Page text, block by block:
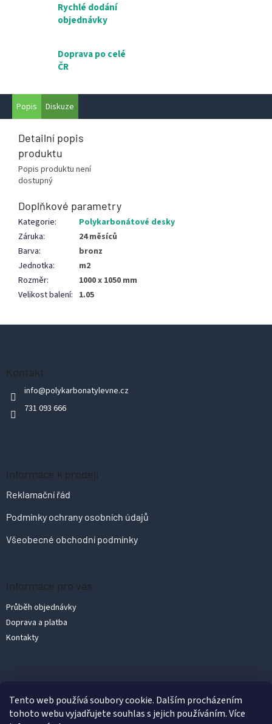
Tento web používá soubory cookie. Dalším procházením
tohoto webu vyjadřujete souhlas s jejich používáním. Více
Rychlé dodání
objednávky
Doprava po celé
ČR
Popis Diskuze
Detailní popis
produktu
Popis produktu není
dostupný
Doplňkové parametry
Kategorie:
Polykarbonátové desky
Záruka:
24 měsíců
Barva:
bronz
Jednotka:
m2
Rozměr:
1000 x 1050 mm
Velikost balení: 1.05
Kontakt
info@polykarbonatylevne.cz
731 093 666
Informace k prodeji
Reklamační řád
Podmínky ochrany osobních údajů
Všeobecné obchodní podmínky
Informace pro vás
Průběh objednávky
Doprava a platba
Kontakty